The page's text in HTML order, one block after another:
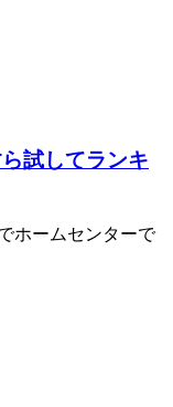
試してランキ
ホームセンターで